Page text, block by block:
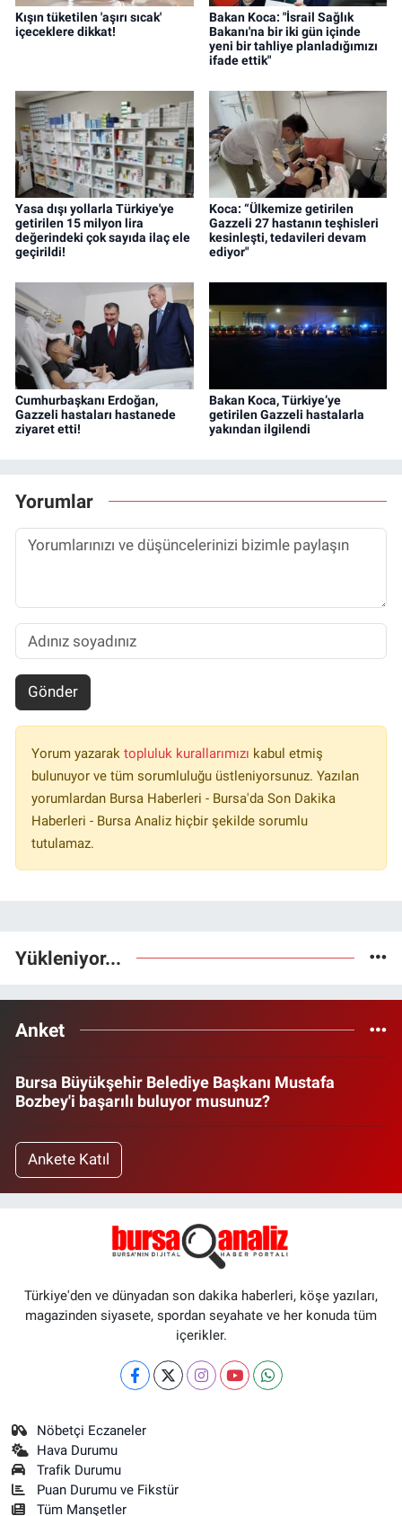
Kışın tüketilen 'aşırı sıcak'
içeceklere dikkat!
Bakan Koca: "İsrail Sağlık
Bakanı'na bir iki gün içinde
yeni bir tahliye planladığımızı
ifade ettik"
Yasa dışı yollarla Türkiye'ye
getirilen 15 milyon lira
değerindeki çok sayıda ilaç ele
geçirildi!
Koca: “Ülkemize getirilen
Gazzeli 27 hastanın teşhisleri
kesinleşti, tedavileri devam
ediyor"
Cumhurbaşkanı Erdoğan,
Gazzeli hastaları hastanede
ziyaret etti!
Bakan Koca, Türkiye’ye
getirilen Gazzeli hastalarla
yakından ilgilendi
Yorumlar
Gönder
Yorum yazarak topluluk kurallarımızı kabul etmiş
bulunuyor ve tüm sorumluluğu üstleniyorsunuz. Yazılan
yorumlardan Bursa Haberleri - Bursa'da Son Dakika
Haberleri - Bursa Analiz hiçbir şekilde sorumlu
tutulamaz.
Yükleniyor...
Anket
Bursa Büyükşehir Belediye Başkanı Mustafa
Bozbey'i başarılı buluyor musunuz?
Ankete Katıl
Türkiye'den ve dünyadan son dakika haberleri, köşe yazıları,
magazinden siyasete, spordan seyahate ve her konuda tüm
içerikler.
Nöbetçi Eczaneler
Hava Durumu
Trafik Durumu
Puan Durumu ve Fikstür
Tüm Manşetler